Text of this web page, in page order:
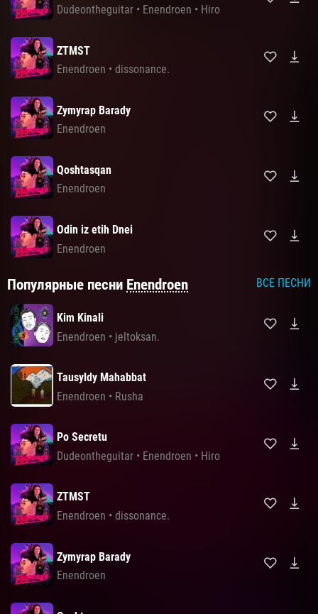
Dudeontheguitar • Enendroen • Hiro
ZTMST
Enendroen • dissonance.
Zymyrap Barady
Enendroen
Qoshtasqan
Enendroen
Odin iz etih Dnei
Enendroen
Популярные песни Enendroen ВСЕ ПЕСНИ
Kim Kinali
Enendroen • jeltoksan.
Tausyldy Mahabbat
Enendroen • Rusha
Po Secretu
Dudeontheguitar • Enendroen • Hiro
ZTMST
Enendroen • dissonance.
Zymyrap Barady
Enendroen